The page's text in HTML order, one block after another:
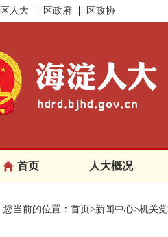
区人大 区政府 区政协
首页 人大概况
您当前的位置：首页>新闻中心>机关